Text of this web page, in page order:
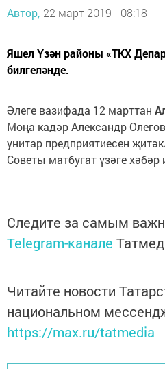
Автор, 22 март 2019 - 08:18
Яшел Үзән районы «ТКХ
билгеләнде.
Әлеге вазифада 12 марттан
Моңа кадәр Александр
унитар предприятиесен
Советы матбугат үзәге хәбәр
Следите за самым
Telegram-канале
Читайте новости
национальном
https://max.ru/tatmedia